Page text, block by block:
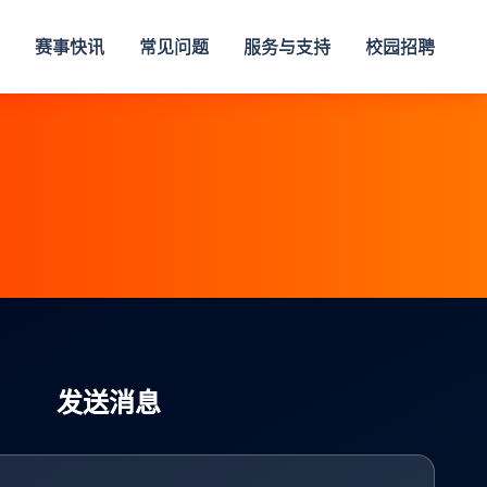
赛事快讯 常见问题 服务与支持 校园招聘
发送消息